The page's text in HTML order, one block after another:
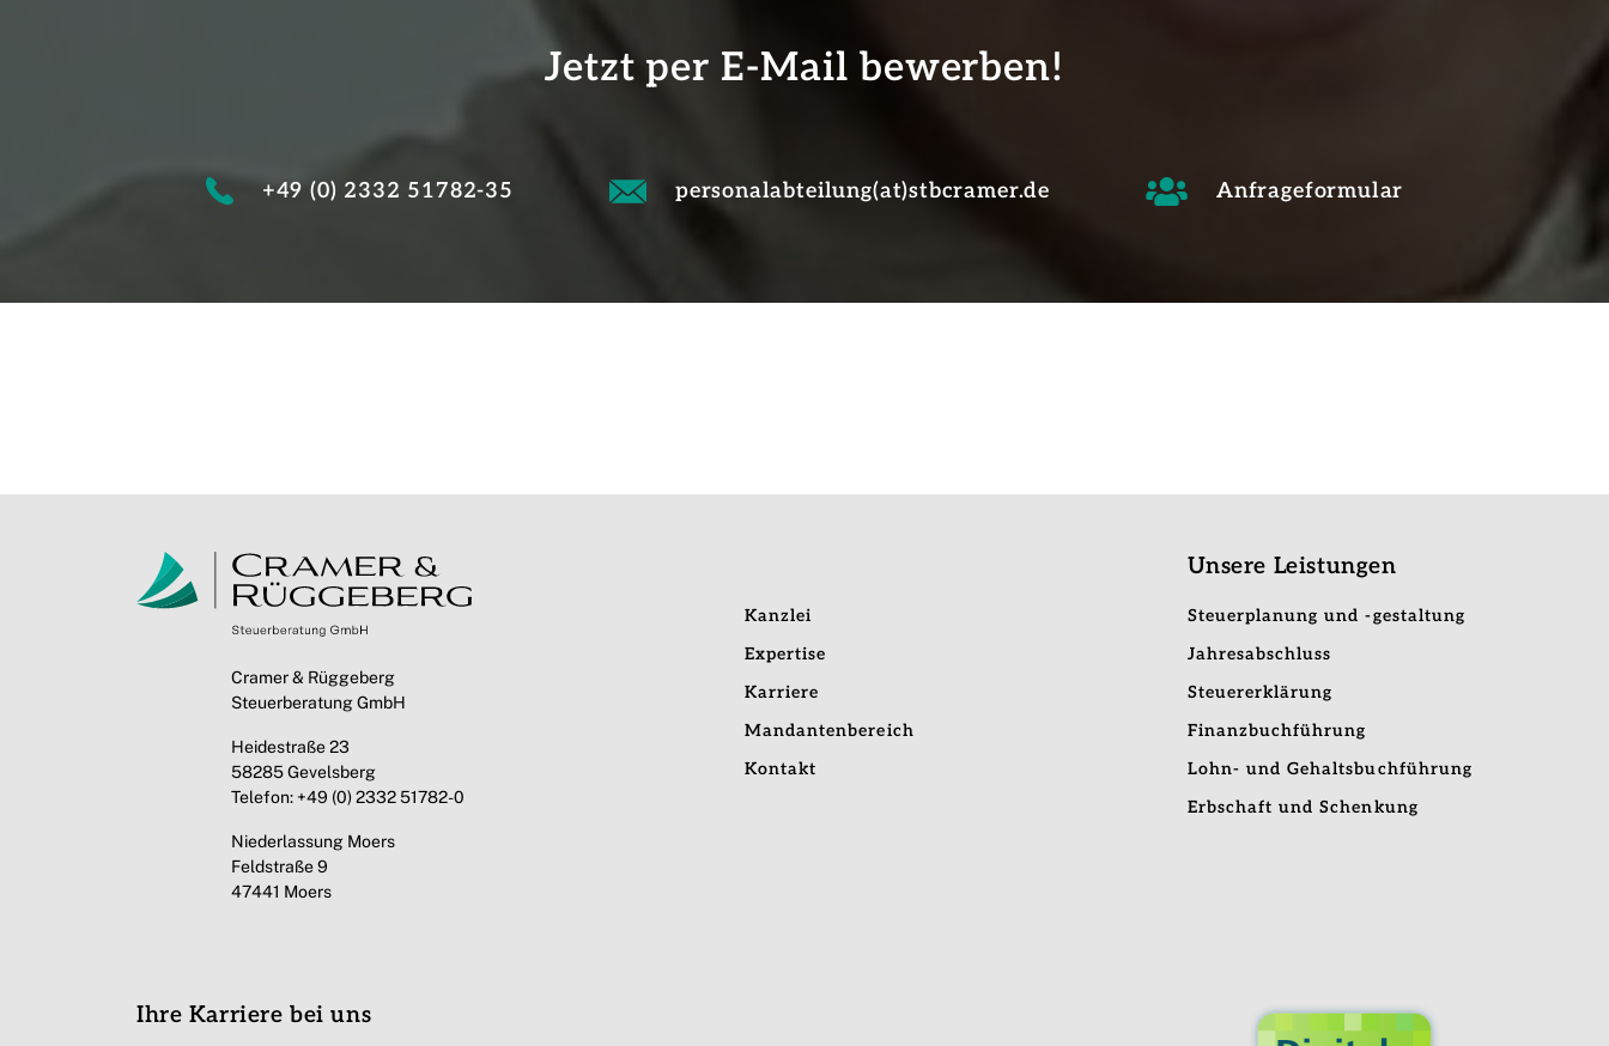
Jetzt per E-Mail bewerben!
+49 (0) 2332 51782-35 personalabteilung(at)stbcramer.de Anfrageformular
Cramer & Rüggeberg
Steuerberatung GmbH
Heidestraße 23
58285 Gevelsberg
Telefon: +49 (0) 2332 51782-0
Niederlassung Moers
Feldstraße 9
47441 Moers
Kanzlei
Expertise
Karriere
Mandantenbereich
Kontakt
Unsere Leistungen
Steuerplanung und -gestaltung
Jahresabschluss
Steuererklärung
Finanzbuchführung
Lohn- und Gehaltsbuchführung
Erbschaft und Schenkung
Ihre Karriere bei uns